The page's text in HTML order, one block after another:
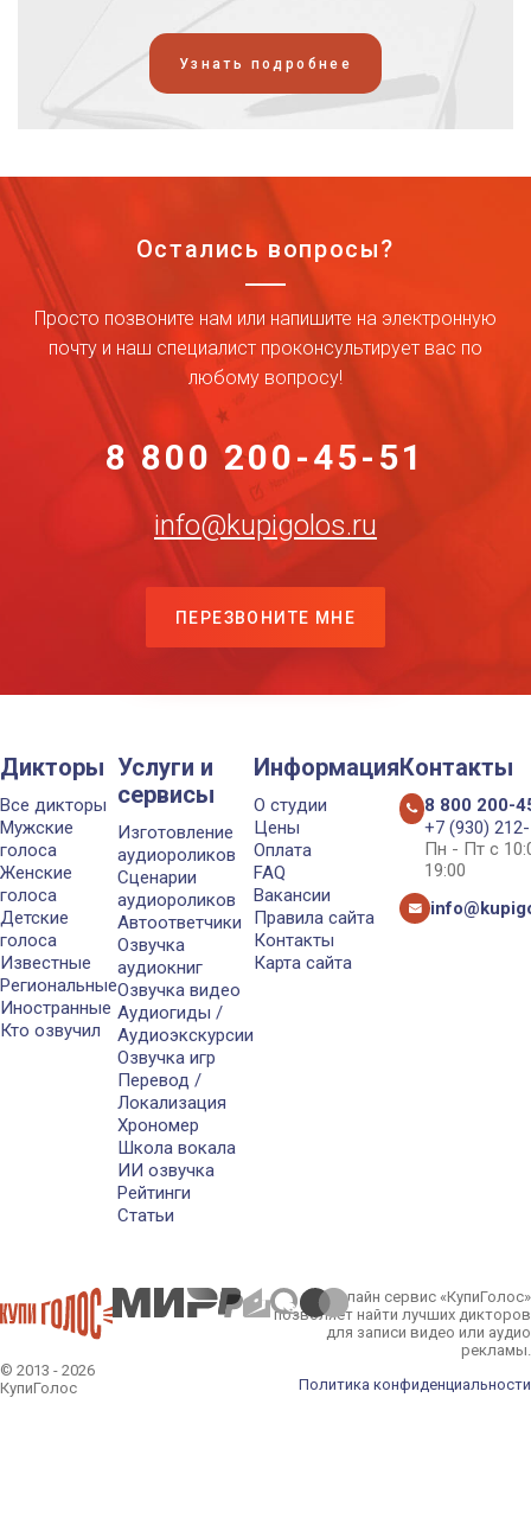
Узнать подробнее
Остались вопросы?
Просто позвоните нам или напишите на электронную
почту и наш специалист проконсультирует вас по
любому вопросу!
8 800 200-45-51
info@kupigolos.ru
ПЕРЕЗВОНИТЕ МНЕ
Дикторы
Все дикторы
Мужские
голоса
Женские
голоса
Детские
голоса
Известные
Региональные
Иностранные
Кто озвучил
Услуги и
сервисы
Изготовление
аудиороликов
Сценарии
аудиороликов
Автоответчики
Озвучка
аудиокниг
Озвучка видео
Аудиогиды /
Аудиоэкскурсии
Озвучка игр
Перевод /
Локализация
Хрономер
Школа вокала
ИИ озвучка
Рейтинги
Статьи
Информация
О студии
Цены
Оплата
FAQ
Вакансии
Правила сайта
Контакты
Карта сайта
Контакты
8 800 200-
+7 (930)
Пн - Пт с
19:00
© 2013 - 2026
КупиГолос
Онлайн сервис «КупиГолос»
позволяет найти лучших дикторов
для записи видео или аудио
рекламы.
Политика конфиденциальности